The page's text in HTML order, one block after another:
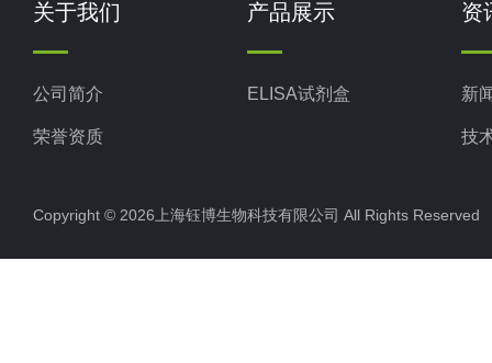
关于我们
公司简介
荣誉资质
产品展示
ELISA试剂盒
资
新
技
Copyright © 2026上海钰博生物科技有限公司 All Rights